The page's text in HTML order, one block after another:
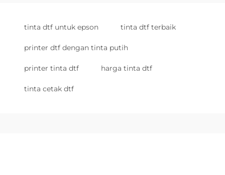
tinta dtf untuk epson tinta dtf terbaik
printer dtf dengan tinta putih
printer tinta dtf harga tinta dtf
tinta cetak dtf